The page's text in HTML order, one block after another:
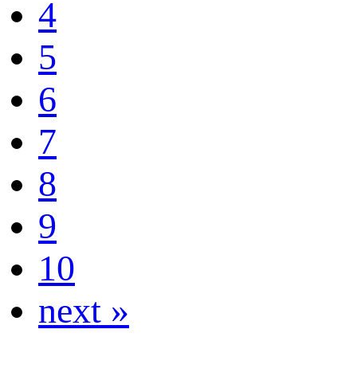
4
5
6
7
8
9
10
next »